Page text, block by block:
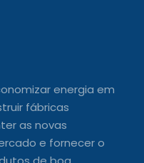
energia em
fábricas
as novas
e fornecer o